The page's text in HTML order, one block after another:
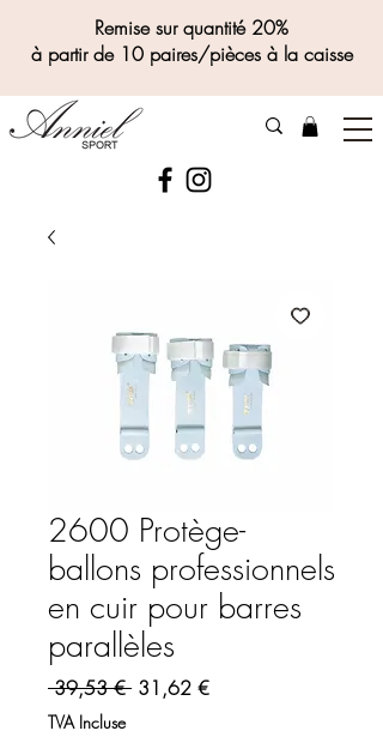
Remise sur quantité 20%
à partir de 10 paires/pièces à la caisse
2600 Protège-
ballons professionnels
en cuir pour barres
parallèles
39,53 € Prix original
31,62 €Prix promotionnel
TVA Incluse